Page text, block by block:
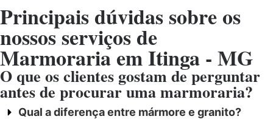
Principais dúvidas sobre os
nossos serviços de
Marmoraria em Itinga - MG
O que os clientes gostam de perguntar
antes de procurar uma marmoraria?
Qual a diferença entre mármore e granito?